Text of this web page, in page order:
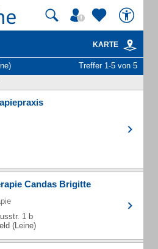
KARTE
Treffer 1-5 von 5
Candas Brigitte
1 b
(Leine)